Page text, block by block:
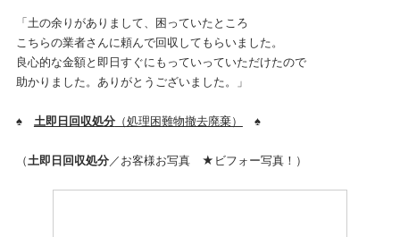
「土の余りがありまして、困っていたところ
こちらの業者さんに頼んで回収してもらいました。
良心的な金額と即日すぐにもっていっていただけたので
助かりました。ありがとうございました。」
♠ 土即日回収処分（処理困難物撤去廃棄） ♠
（土即日回収処分／お客様お写真 ★ビフォー写真！）